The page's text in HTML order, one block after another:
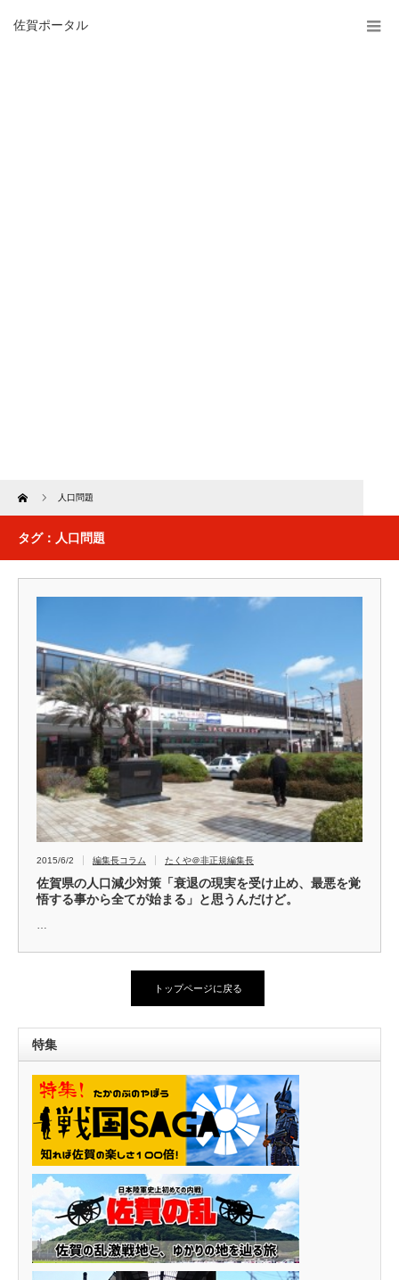
佐賀ポータル
Home 人口問題
タグ：人口問題
2015/6/2 編集長コラム たくや＠非正規編集長
佐賀県の人口減少対策「衰退の現実を受け止め、最悪を覚
悟する事から全てが始まる」と思うんだけど。
トップページに戻る
特集